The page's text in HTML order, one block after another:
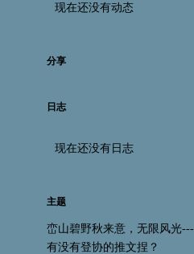
现在还没有动态
分享
日志
现在还没有日志
主题
峦山碧野秋来意，无限风光
有没有登协的推文捏？